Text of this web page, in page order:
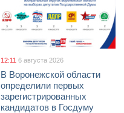
12:11 6 августа 2026
В Воронежской области
определили первых
зарегистрированных
кандидатов в Госдуму